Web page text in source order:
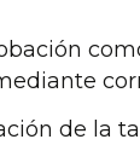
de la